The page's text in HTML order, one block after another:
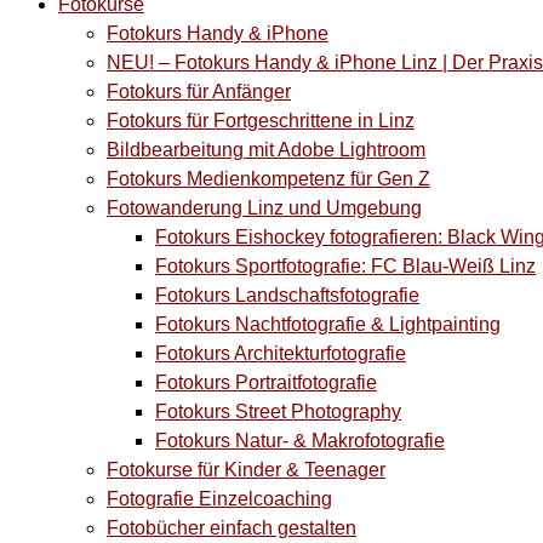
Fotokurse
Fotokurs Handy & iPhone
NEU! – Fotokurs Handy & iPhone Linz | Der
Fotokurs für Anfänger
Fotokurs für Fortgeschrittene in Linz
Bildbearbeitung mit Adobe Lightroom
Fotokurs Medienkompetenz für Gen Z
Fotowanderung Linz und Umgebung
Fotokurs Eishockey fotografieren: Black
Fotokurs Sportfotografie: FC Blau-Weiß Linz
Fotokurs Landschaftsfotografie
Fotokurs Nachtfotografie & Lightpainting
Fotokurs Architekturfotografie
Fotokurs Portraitfotografie
Fotokurs Street Photography
Fotokurs Natur- & Makrofotografie
Fotokurse für Kinder & Teenager
Fotografie Einzelcoaching
Fotobücher einfach gestalten